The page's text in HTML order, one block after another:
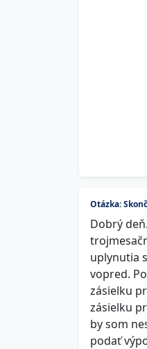
Otázka:
Dobrý
uplynutia
vopred.
zásielku
zásielku
by som
podať